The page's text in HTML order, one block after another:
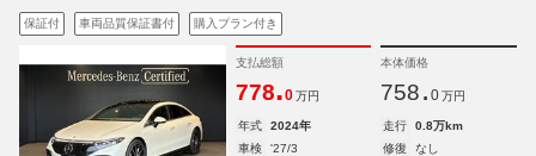
保証付 車両品質保証書付 購入プラン付き
支払総額
778.0 万円
本体価格
758. 0 万円
年式 2024年 走行
0.8万km
車検
'27/3 修復
なし